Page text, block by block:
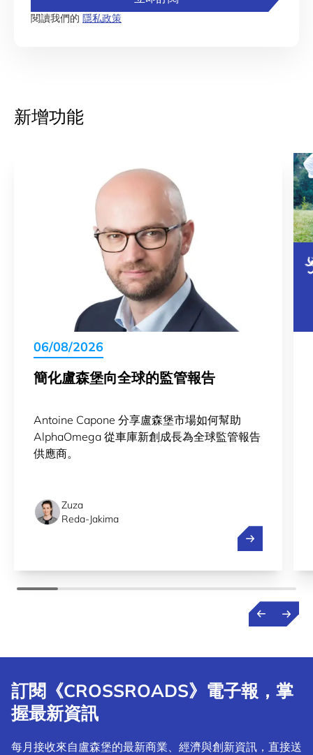
閱讀我們的 隱私政策
新增功能
06/08/2026
簡化盧森堡向全球的監管報告
Antoine Capone 分享盧森堡市場如何幫助
AlphaOmega 從車庫新創成長為全球監管報告
供應商。
Zuza
Reda-Jakima
簡化盧森堡向
訂閱《CROSSROADS》電子報，掌
握最新資訊
每月接收來自盧森堡的最新商業、經濟與創新資訊，直接送